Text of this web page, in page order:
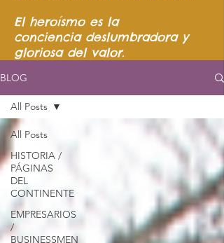
El heroísmo es la
conciencia deslumbradora y
gloriosa del valor.
BLOG
All Posts
HISTORIA /
PÁGINAS
DEL
CONTINENTE
EMPRESARIOS
/
BUSINESSMEN
All Posts